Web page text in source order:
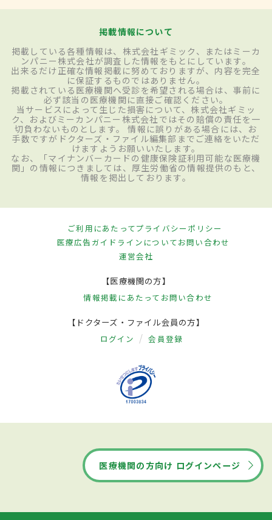
掲載情報について
掲載している各種情報は、株式会社ギミック、またはミーカ
ンパニー株式会社が調査した情報をもとにしています。
出来るだけ正確な情報掲載に努めておりますが、内容を完全
に保証するものではありません。
掲載されている医療機関へ受診を希望される場合は、事前に
必ず該当の医療機関に直接ご確認ください。
当サービスによって生じた損害について、株式会社ギミッ
ク、およびミーカンパニー株式会社ではその賠償の責任を一
切負わないものとします。 情報に誤りがある場合には、お
手数ですがドクターズ・ファイル編集部までご連絡をいただ
けますようお願いいたします。
なお、「マイナンバーカードの健康保険証利用可能な医療機
関」の情報につきましては、厚生労働省の情報提供のもと、
情報を掲出しております。
ご利用にあたってプライバシーポリシー
医療広告ガイドラインについてお問い合わせ
運営会社
【医療機関の方】
情報掲載にあたって お問い合わせ
【ドクターズ・ファイル会員の方】
ログイン 会員登録
医療機関の方向け ログインページ